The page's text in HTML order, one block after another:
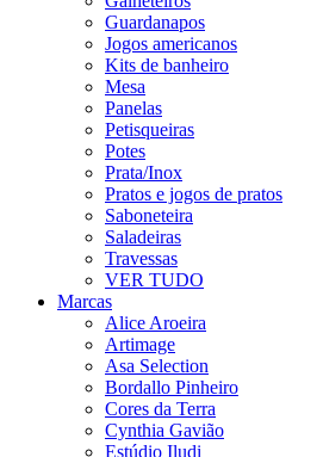
Guardanapos
Jogos americanos
Kits de banheiro
Mesa
Panelas
Petisqueiras
Potes
Prata/Inox
Pratos e jogos de pratos
Saboneteira
Saladeiras
Travessas
VER TUDO
Marcas
Alice Aroeira
Artimage
Asa Selection
Bordallo Pinheiro
Cores da Terra
Cynthia Gavião
Estúdio Iludi